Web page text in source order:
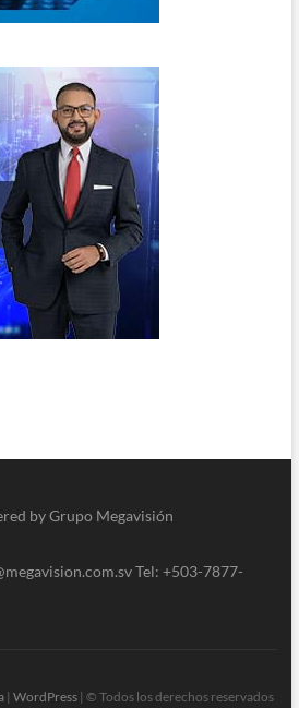
by Grupo Megavisión
Tel: +503-7877-
| WordPress| © Todos los derechos reservados